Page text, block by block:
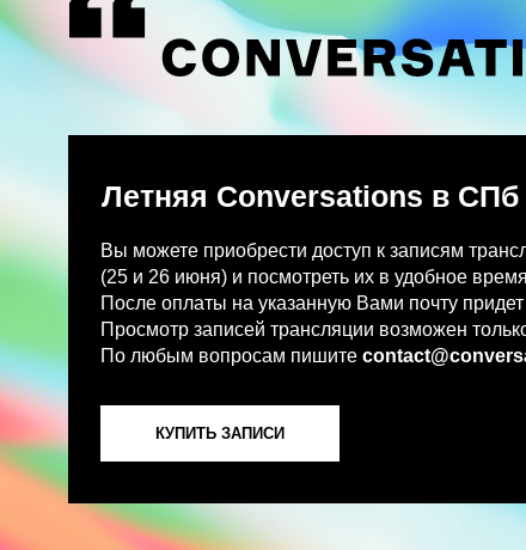
Вы можете приобрести доступ к записям трансляции
После оплаты на указанную Вами почту придет
Просмотр записей трансляции возможен только с
По любым вопросам пишите
contact@conversations-
КУПИТЬ ЗАПИСИ